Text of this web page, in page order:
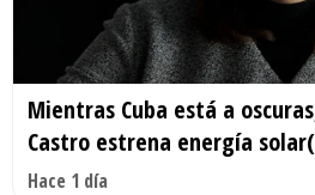
Mientras Cuba está a
Castro estrena energía
Hace 1 día